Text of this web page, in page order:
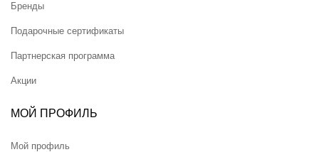
Бренды
Подарочные сертификаты
Партнерская программа
Акции
МОЙ ПРОФИЛЬ
Мой профиль